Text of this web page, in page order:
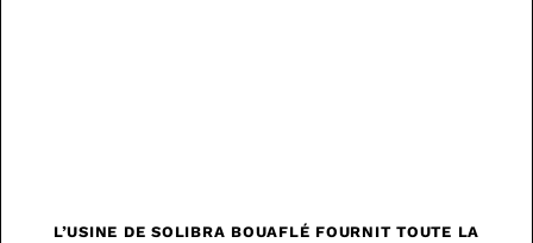
L’USINE DE SOLIBRA BOUAFLÉ FOURNIT TOUTE LA